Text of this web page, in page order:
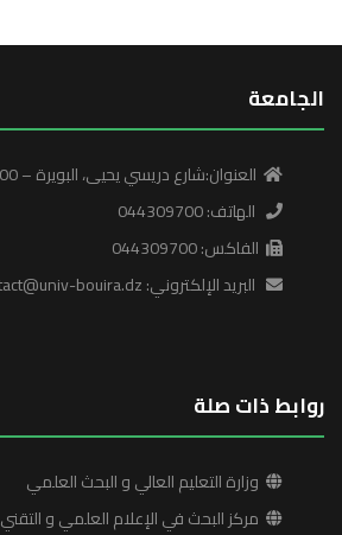
الجامعة
العنوان:شارع دريسي يحيى، البويرة – 10000
الهاتف: 044309700
الفاكس: 044309700
البريد الإلكتروني: contact@univ-bouira.dz
روابط ذات صلة
وزارة التعليم العالي و البحث العلمي
مركز البحث في الإعلام العلمي و التقني